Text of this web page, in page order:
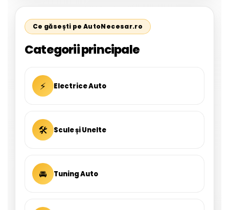
Ce găsești pe AutoNecesar.ro
Categorii principale
⚡ Electrice Auto
🛠 Scule și Unelte
🚘 Tuning Auto